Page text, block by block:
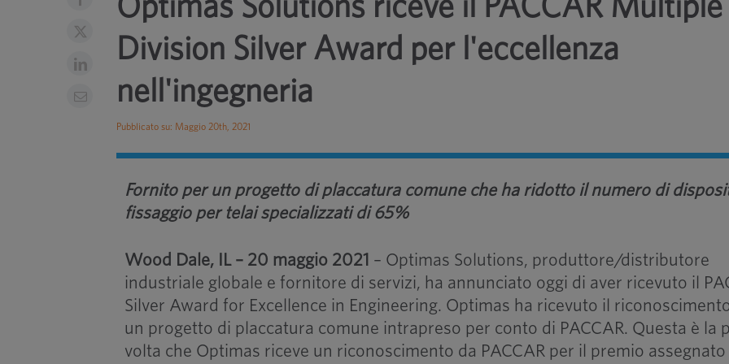
Optimas Solutions riceve il PACCAR Multiple
Division Silver Award per l'eccellenza
nell'ingegneria
Pubblicato su: Maggio 20th, 2021
Fornito per un progetto di placcatura comune che ha ridotto il numero di
fissaggio per telai specializzati di 65%
Wood Dale, IL – 20 maggio 2021 – Optimas Solutions, produttore/distributore
industriale globale e fornitore di servizi, ha annunciato oggi di aver ricevuto il
Silver Award for Excellence in Engineering. Optimas ha ricevuto il
un progetto di placcatura comune intrapreso per conto di PACCAR. Questa è la
volta che Optimas riceve un riconoscimento da PACCAR per il premio assegnato